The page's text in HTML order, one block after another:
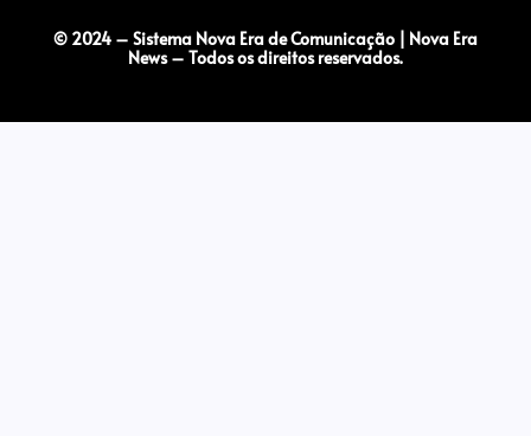
© 2024 – Sistema Nova Era de Comunicação | Nova Era
News – Todos os direitos reservados.